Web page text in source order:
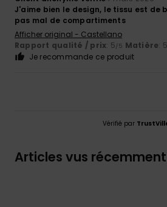
J'aime bien le design, le tissu est de
pas mal de compartiments
Afficher original - Castellano
Rapport qualité / prix: 5/5 Matière: 5
Je recommande ce produit
Vérifié par
Articles vus récemment